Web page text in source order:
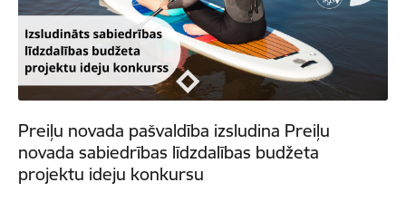
Preiļu novada pašvaldība izsludina Preiļu
novada sabiedrības līdzdalības budžeta
projektu ideju konkursu